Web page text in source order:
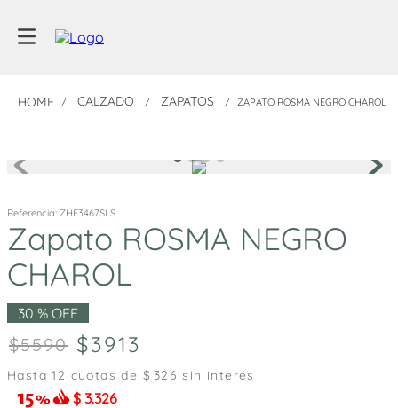
CALZADO ZAPATOS ZAPATO ROSMA NEGRO CHAROL
Referencia: ZHE3467SLS
Zapato ROSMA NEGRO
CHAROL
30 % OFF
5590 3913
Hasta12 cuotas de $ 326 sin interés
$ 3.326